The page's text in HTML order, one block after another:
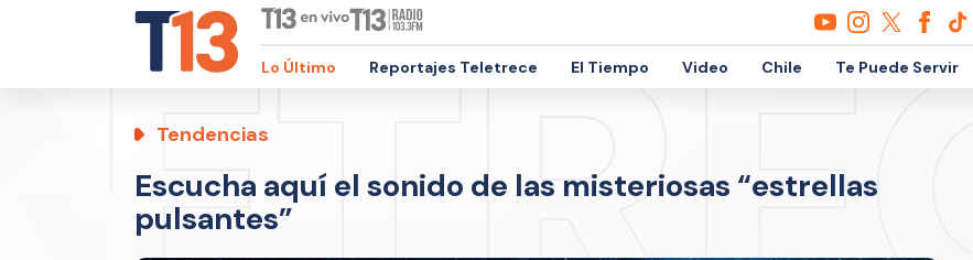
Lo Último Reportajes Teletrece El Tiempo Video Chile Te Puede Servir
Tendencias
Escucha aquí el sonido de las misteriosas “estrellas
pulsantes”